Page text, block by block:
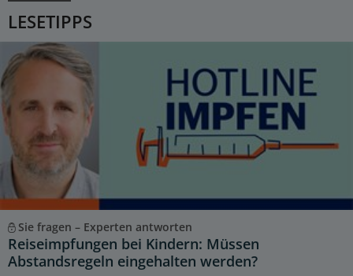
LESETIPPS
Sie fragen – Experten antworten
Reiseimpfungen bei Kindern: Müssen
Abstandsregeln eingehalten werden?